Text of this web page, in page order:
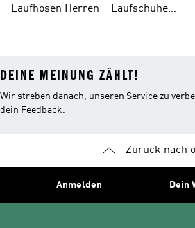
Laufhosen Herren
Laufschuhe
DEINE MEINUNG ZÄHLT!
Wir streben danach, unseren Service zu
dein Feedback.
Zurück nach
Anmelden Dein